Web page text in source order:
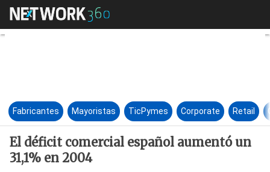
El déficit comercial español
Fabricantes Mayoristas TicPymes Corporate Retail
El déficit comercial español aumentó un
31,1% en 2004